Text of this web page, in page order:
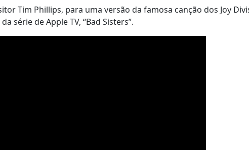
Tim Phillips, para uma versão da famosa canção dos Joy
série de Apple TV, “Bad Sisters”.